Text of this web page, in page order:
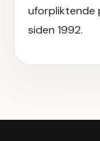
uforpliktende
siden 1992.